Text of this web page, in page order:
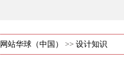
网站华球（中国） >>设计知识